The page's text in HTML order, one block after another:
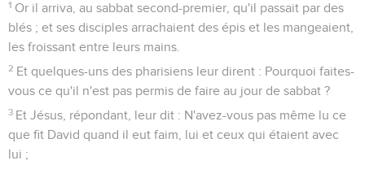
1 Or il arriva, au sabbat second-premier, qu'il passait par des
blés ; et ses disciples arrachaient des épis et les mangeaient,
les froissant entre leurs mains.
2 Et quelques-uns des pharisiens leur dirent : Pourquoi faites-
vous ce qu'il n'est pas permis de faire au jour de sabbat ?
3 Et Jésus, répondant, leur dit : N'avez-vous pas même lu ce
que fit David quand il eut faim, lui et ceux qui étaient avec
lui ;